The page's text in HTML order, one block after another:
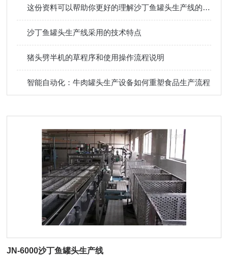
这份资料可以帮助你更好的理解沙丁鱼罐头生产线的工艺流程
沙丁鱼罐头生产线采用的技术特点
猪头劈半机的草程序和使用操作流程说明
智能自动化：牛肉罐头生产设备如何重塑食品生产流程
JN-6000沙丁鱼罐头生产线